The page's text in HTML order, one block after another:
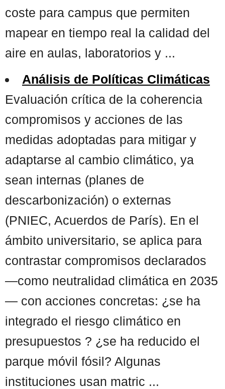
coste para campus que permiten
mapear en tiempo real la calidad del
aire en aulas, laboratorios y ...
Análisis de Políticas Climáticas
Evaluación crítica de la coherencia
compromisos y acciones de las
medidas adoptadas para mitigar y
adaptarse al cambio climático, ya
sean internas (planes de
descarbonización) o externas
(PNIEC, Acuerdos de París). En el
ámbito universitario, se aplica para
contrastar compromisos declarados
—como neutralidad climática en 2035
— con acciones concretas: ¿se ha
integrado el riesgo climático en
presupuestos ? ¿se ha reducido el
parque móvil fósil? Algunas
instituciones usan matric ...